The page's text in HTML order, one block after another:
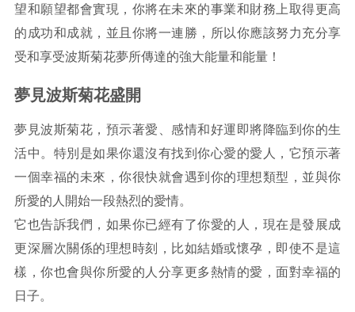
望和願望都會實現，你將在未來的事業和財務上取得更高
的成功和成就，並且你將一連勝，所以你應該努力充分享
受和享受波斯菊花夢所傳達的強大能量和能量！
夢見波斯菊花盛開
夢見波斯菊花，預示著愛、感情和好運即將降臨到你的生
活中。特別是如果你還沒有找到你心愛的愛人，它預示著
一個幸福的未來，你很快就會遇到你的理想類型，並與你
所愛的人開始一段熱烈的愛情。
它也告訴我們，如果你已經有了你愛的人，現在是發展成
更深層次關係的理想時刻，比如結婚或懷孕，即使不是這
樣，你也會與你所愛的人分享更多熱情的愛，面對幸福的
日子。